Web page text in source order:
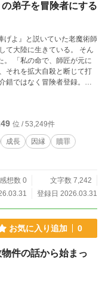
なりませんが「救いのある
弟子を冒険者にする
げよ』と説いていた老魔術師
陸に生きている。 そん
に
求める弟
の思想を説いた師が、生き
位 / 53,249件
成長 因縁
贖罪
感想数 0
文字数 7,242
登録日 2026.03.31
お気に入り追加 0
件の話から始まっ